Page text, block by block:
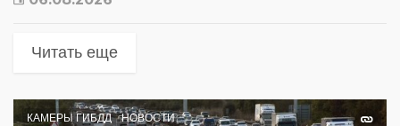
Читать еще
КАМЕРЫ ГИБДД НОВОСТИ